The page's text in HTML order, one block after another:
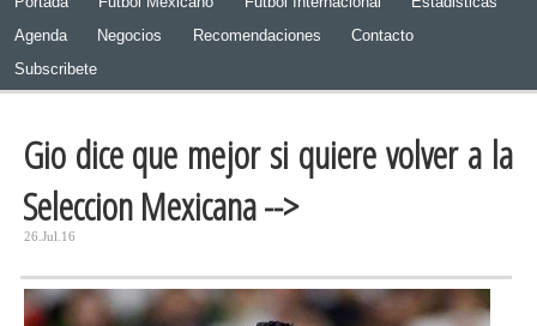
Agenda
Negocios Recomendaciones
Contacto
Subscribete
Gio dice que mejor si quiere volver a la
Seleccion Mexicana -->
26.Jul.16